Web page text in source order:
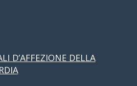
D’AFFEZIONE DELLA